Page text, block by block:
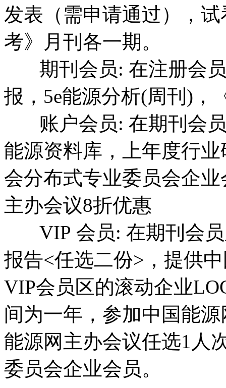
发表（需申请通过），
考》月刊各一期。
期刊会员: 在注册会员
报，5e能源分析(周刊)，
账户会员: 在期刊会员
能源资料库，上年度行
会分布式专业委员会企
主办会议8折优惠
VIP 会员: 在期刊会员
报告<任选二份>，提供
VIP会员区的滚动企业
间为一年，参加中国能
能源网主办会议任选1人
委员会企业会员。